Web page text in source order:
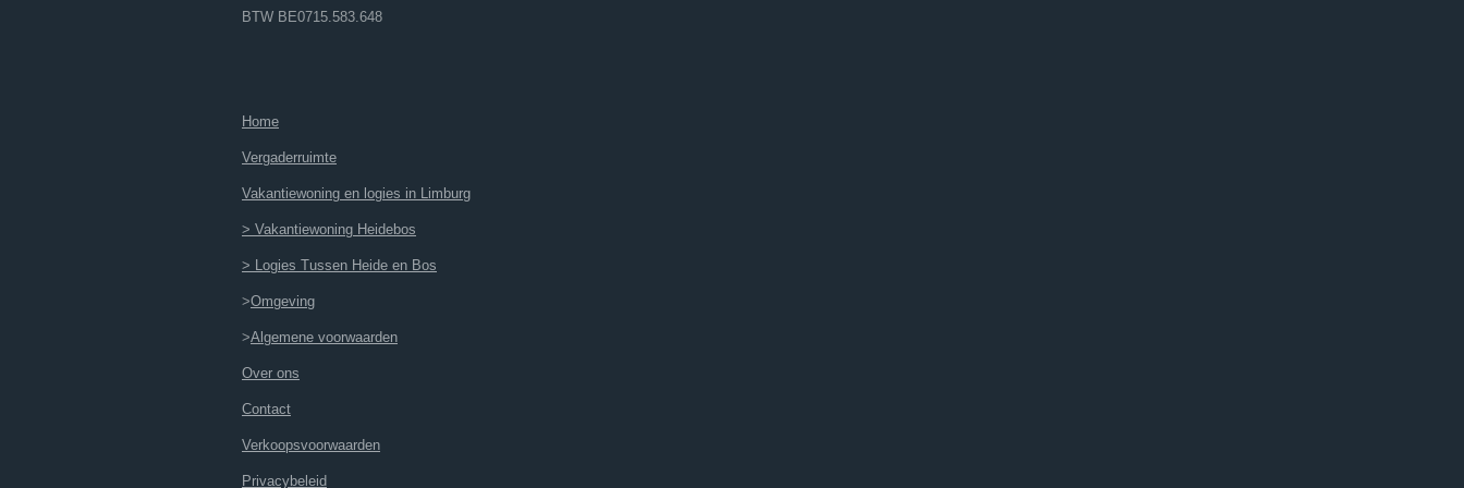
BTW BE0715.583.648
Home
Vergaderruimte
Vakantiewoning en logies in Limburg
> Vakantiewoning Heidebos
> Logies Tussen Heide en Bos
>Omgeving
>Algemene voorwaarden
Over ons
Contact
Verkoopsvoorwaarden
Privacybeleid